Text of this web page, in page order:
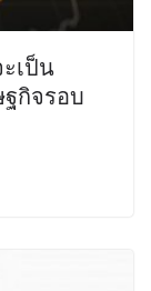
เป็น
ฐกิจรอบ